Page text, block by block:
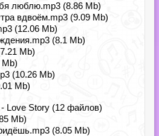
люблю.mp3 (8.86 Mb)
вдвоём.mp3 (9.09 Mb)
(12.06 Mb)
(8.1 Mb)
Mb)
(10.26 Mb)
Mb)
Love Story (12 файлов)
Mb)
(8.05 Mb)